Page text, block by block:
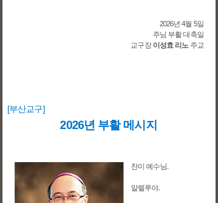
2026년 4월 5일
주님 부활 대축일
교구장이성효 리노 주교
[부산교구]
2026년 부활 메시지
찬미 예수님.
알렐루야.